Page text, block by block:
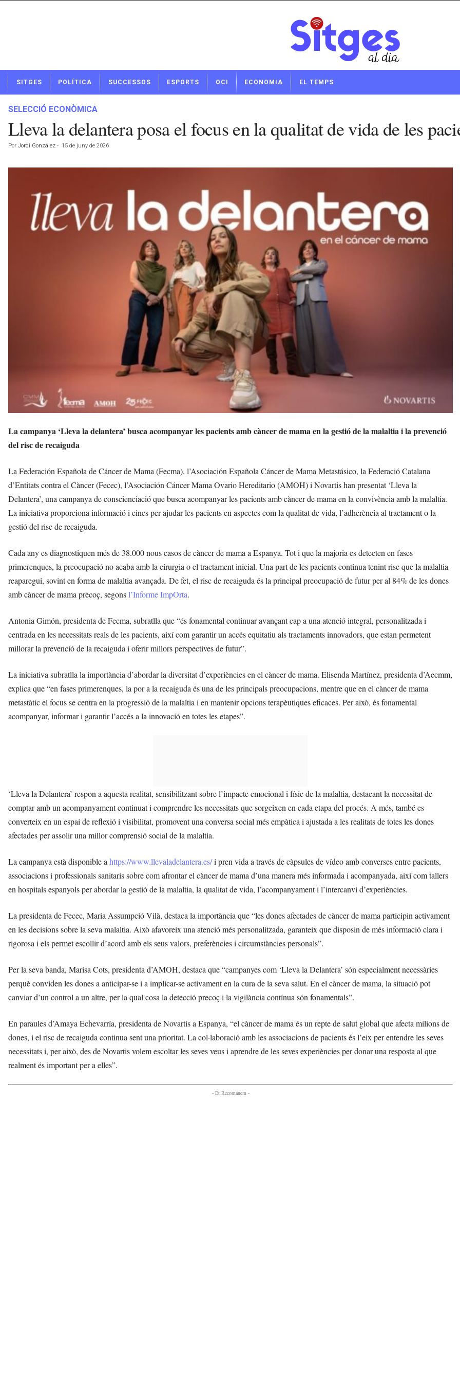
t
SITGES POLÍTICA SUCCESSOS ESPORTS OCI ECONOMIA EL TEMPS
SELECCIÓ ECONÒMICA
Lleva la delantera posa el focus en la qualitat de vida de les
Por Jordi González - 15 de juny de 2026
La campanya ‘Lleva la delantera’ busca acompanyar les pacients amb càncer de mama en la gestió de la malaltia i la prevenció
del risc de recaiguda
La Federación Española de Cáncer de Mama (Fecma), l’Asociación Española Cáncer de Mama Metastásico, la Federació Catalana
d’Entitats contra el Càncer (Fecec), l’Asociación Cáncer Mama Ovario Hereditario (AMOH) i Novartis han presentat ‘Lleva la
Delantera’, una campanya de conscienciació que busca acompanyar les pacients amb càncer de mama en la convivència amb la malaltia.
La iniciativa proporciona informació i eines per ajudar les pacients en aspectes com la qualitat de vida, l’adherència al tractament o la
gestió del risc de recaiguda.
Cada any es diagnostiquen més de 38.000 nous casos de càncer de mama a Espanya. Tot i que la majoria es detecten en fases
primerenques, la preocupació no acaba amb la cirurgia o el tractament inicial. Una part de les pacients continua tenint risc que la malaltia
reaparegui, sovint en forma de malaltia avançada. De fet, el risc de recaiguda és la principal preocupació de futur per al 84% de les dones
amb càncer de mama precoç, segonsl’Informe ImpOrta.
Antonia Gimón, presidenta de Fecma, subratlla que “és fonamental continuar avançant cap a una atenció integral, personalitzada i
centrada en les necessitats reals de les pacients, així com garantir un accés equitatiu als tractaments innovadors, que estan permetent
millorar la prevenció de la recaiguda i oferir millors perspectives de futur”.
La iniciativa subratlla la importància d’abordar la diversitat d’experiències en el càncer de mama. Elisenda Martínez, presidenta d’Aecmm,
explica que “en fases primerenques, la por a la recaiguda és una de les principals preocupacions, mentre que en el càncer de mama
metastàtic el focus se centra en la progressió de la malaltia i en mantenir opcions terapèutiques eficaces. Per això, és fonamental
acompanyar, informar i garantir l’accés a la innovació en totes les etapes”.
‘Lleva la Delantera’ respon a aquesta realitat, sensibilitzant sobre l’impacte emocional i físic de la malaltia, destacant la necessitat de
comptar amb un acompanyament continuat i comprendre les necessitats que sorgeixen en cada etapa del procés. A més, també es
converteix en un espai de reflexió i visibilitat, promovent una conversa social més empàtica i ajustada a les realitats de totes les dones
afectades per assolir una millor comprensió social de la malaltia.
La campanya està disponible a https://www.llevaladelantera.es/i pren vida a través de càpsules de vídeo amb converses entre pacients,
associacions i professionals sanitaris sobre com afrontar el càncer de mama d’una manera més informada i acompanyada, així com tallers
en hospitals espanyols per abordar la gestió de la malaltia, la qualitat de vida, l’acompanyament i l’intercanvi d’experiències.
La presidenta de Fecec, Maria Assumpció Vilà, destaca la importància que “les dones afectades de càncer de mama participin activament
en les decisions sobre la seva malaltia. Això afavoreix una atenció més personalitzada, garanteix que disposin de més informació clara i
rigorosa i els permet escollir d’acord amb els seus valors, preferències i circumstàncies personals”.
Per la seva banda, Marisa Cots, presidenta d’AMOH, destaca que “campanyes com ‘Lleva la Delantera’ són especialment necessàries
perquè conviden les dones a anticipar-se i a implicar-se activament en la cura de la seva salut. En el càncer de mama, la situació pot
canviar d’un control a un altre, per la qual cosa la detecció precoç i la vigilància contínua són fonamentals”.
En paraules d’Amaya Echevarría, presidenta de Novartis a Espanya, “el càncer de mama és un repte de salut global que afecta milions de
dones, i el risc de recaiguda continua sent una prioritat. La col·laboració amb les associacions de pacients és l’eix per entendre les seves
necessitats i, per això, des de Novartis volem escoltar les seves veus i aprendre de les seves experiències per donar una resposta al que
realment és important per a elles”.
- Et Recomanem -